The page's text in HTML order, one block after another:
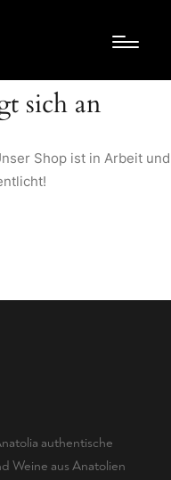
sich an
Shop ist in Arbeit und
authentische
Weine aus Anatolien